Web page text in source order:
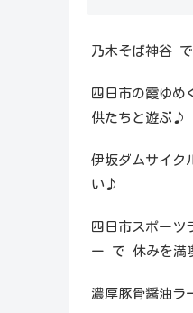
乃木そば神谷
四日市の霞ゆ
供たちと遊ぶ♪
伊坂ダムサイク
い♪
四日市スポー
ー で 休みを満
濃厚豚骨醤油ラ